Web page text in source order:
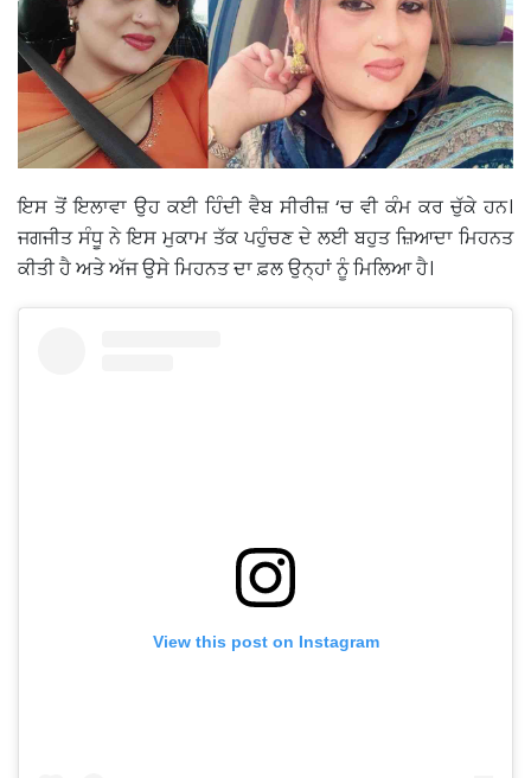
ਇਸ ਤੋਂ ਇਲਾਵਾ ਉਹ ਕਈ ਹਿੰਦੀ ਵੈਬ ਸੀਰੀਜ਼ ‘ਚ ਵੀ ਕੰਮ ਕਰ ਚੁੱਕੇ ਹਨ।
ਜਗਜੀਤ ਸੰਧੂ ਨੇ ਇਸ ਮੁਕਾਮ ਤੱਕ ਪਹੁੰਚਣ ਦੇ ਲਈ ਬਹੁਤ ਜ਼ਿਆਦਾ ਮਿਹਨਤ
ਕੀਤੀ ਹੈ ਅਤੇ ਅੱਜ ਉਸੇ ਮਿਹਨਤ ਦਾ ਫ਼ਲ ਉਨ੍ਹਾਂ ਨੂੰ ਮਿਲਿਆ ਹੈ।
View this post on Instagram